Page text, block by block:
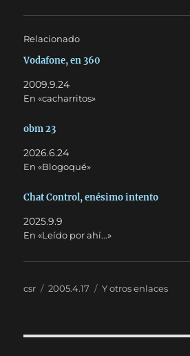
Relacionado
Vodafone, en 360
2009.9.24
En «cacharritos»
obm 23
2026.6.24
En «Blogoqué»
Chat Control, enésimo intento
2025.9.9
En «Leído por ahí...»
Autor
csr
Publicado
2005.4.17 Categorías
Y otros enlaces